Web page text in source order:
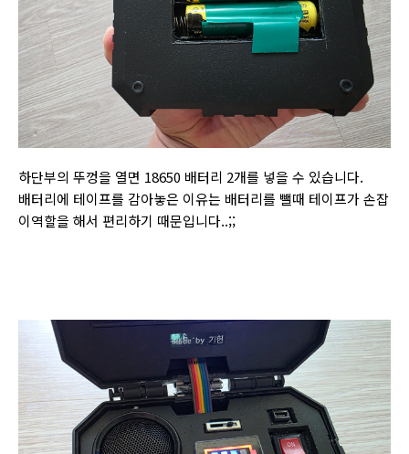
하단부의 뚜껑을 열면 18650 배터리 2개를 넣을 수 있습니다.
배터리에 테이프를 감아놓은 이유는 배터리를 뺄때 테이프가 손잡
이역할을 해서 편리하기 때문입니다..;;